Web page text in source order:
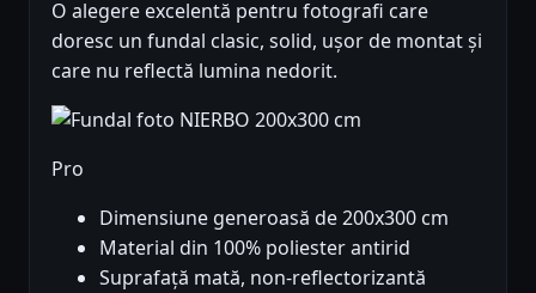
O alegere excelentă pentru fotografi care
doresc un fundal clasic, solid, ușor de montat și
care nu reflectă lumina nedorit.
Pro
Dimensiune generoasă de 200x300 cm
Material din 100% poliester antirid
Suprafață mată, non-reflectorizantă